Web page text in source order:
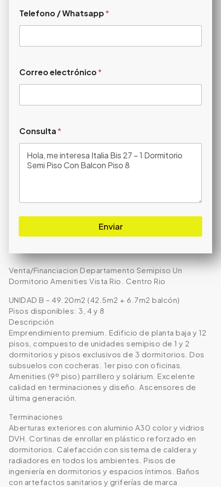
Telefono / Whatsapp*
Correo electrónico*
Consulta*
Enviar
Venta/Financiacion Departamento Semipiso Un
Dormitorio Amenities Vista Rio. Centro Rio
UNIDAD B – 49.20m2 (42.5m2 + 6.7m2 balcón)
Pisos disponibles: 3, 4 y 8
Descripción
Emprendimiento premium. Edificio de planta baja y 12
pisos, compuesto de unidades semipiso de 1 y 2
dormitorios y pisos exclusivos de 3 dormitorios. Dos
subsuelos con cocheras. 1er piso con oficinas.
Amenities (9º piso) parrillero y solárium. Excelente
calidad en terminaciones y diseño. Ascensores de
última generación.
Terminaciones
Aberturas exteriores con aluminio A30 color y vidrios
DVH. Cortinas de enrollar en plástico reforzado en
dormitorios. Calefacción con sistema de caldera y
radiadores en todos los ambientes. Pisos de
ingeniería en dormitorios y espacios íntimos. Baños
con artefactos sanitarios y griferías de marca